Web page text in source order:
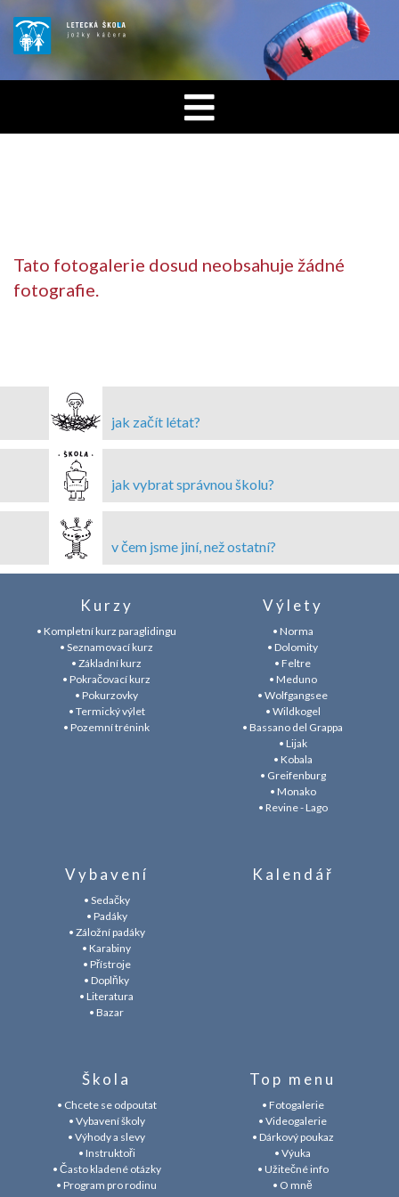
Tato fotogalerie dosud neobsahuje žádné
fotografie.
jak začít létat?
jak vybrat správnou školu?
v čem jsme jiní, než ostatní?
Kurzy
• Kompletní kurz paraglidingu
• Seznamovací kurz
• Základní kurz
• Pokračovací kurz
• Pokurzovky
• Termický výlet
• Pozemní trénink
Výlety
• Norma
• Dolomity
• Feltre
• Meduno
• Wolfgangsee
• Wildkogel
• Bassano del Grappa
• Lijak
• Kobala
• Greifenburg
• Monako
• Revine - Lago
Vybavení
• Sedačky
• Padáky
• Záložní padáky
• Karabiny
• Přístroje
• Doplňky
• Literatura
• Bazar
Kalendář
Škola
• Chcete se odpoutat
• Vybavení školy
• Výhody a slevy
• Instruktoři
• Často kladené otázky
• Program pro rodinu
Top menu
• Fotogalerie
• Videogalerie
• Dárkový poukaz
• Výuka
• Užitečné info
• O mně